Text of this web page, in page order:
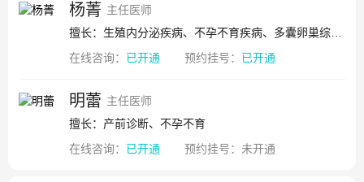
和卵胞浆内单精子注射-胚胎移植、无痛取卵、胚胎冷冻和复
苏、睾丸/附睾取精显微注射、未成熟卵母细胞体外成熟培养
胚胎时差培养、早中期多胎妊娠减胎及选择性减胎术等技
症、子宫腺肌症、卵巢早衰、反复种植失败等疑难杂症方面
具有特色诊治经验，达国内先进水平。2017年成功实施湖北
例阻断“苯丙酮尿症”遗传的婴儿顺利诞生。2018年牵头完成
杨菁 主任医师
在线咨询： 已开通 预约挂号： 已开通
明蕾 主任医师
擅长：产前诊断、不孕不育
在线咨询： 已开通 预约挂号： 未开通